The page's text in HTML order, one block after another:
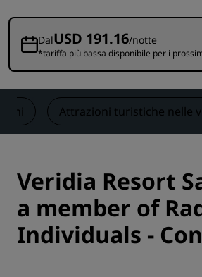
DalUSD 191.16/notte
*tariffa più bassa disponibile per i
Attrazioni turistiche nelle
Veridia Resort
a member of
Individuals -